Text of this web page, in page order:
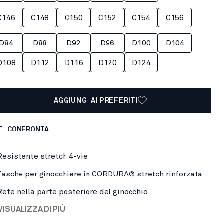
C148 C150 C152 C154 C156
D88 D92 D96 D100 D104
D112 D116 D120 D124
AGGIUNGI AI PREFERITI
CONFRONTA
stretch 4-vie
per ginocchiere in CORDURA® stretch rinforzata
nella parte posteriore del ginocchio
DI PIÙ